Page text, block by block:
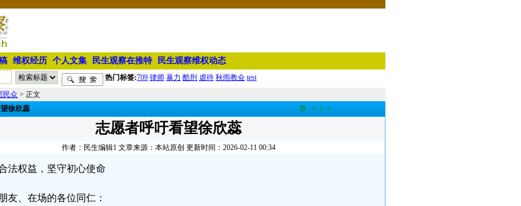
维权经历 个人文集 民生观察在推特 民生观察维权动态
热门标签:709 律师 暴力 酷刑 虐待 秋雨教会 test
民众 > 正文
徐欣蕊 荐 ★★★
志愿者呼吁看望徐欣蕊
作者：民生编辑1 文章来源：本站原创 更新时间：2026-02-11 00:34
法权益，坚守初心使命
友、在场的各位同仁：